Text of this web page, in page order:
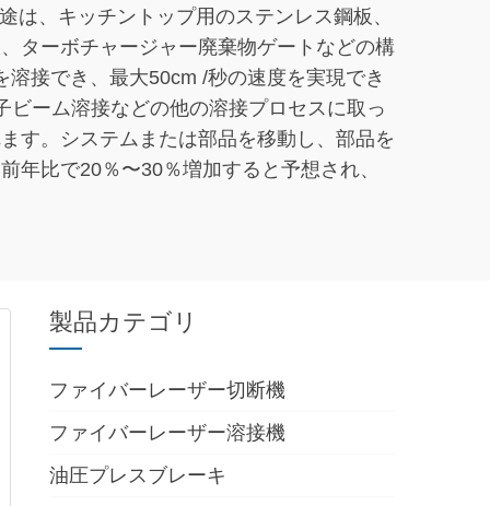
、キッチントップ用のステンレス鋼板、
ターボチャージャー廃棄物ゲートなどの構
接でき、最大50cm /秒の速度を実現でき
ーム溶接などの他の溶接プロセスに取っ
す。システムまたは部品を移動し、部品を
年比で20％〜30％増加すると予想され、
製品カテゴリ
ファイバーレーザー切断機
ファイバーレーザー溶接機
油圧プレスブレーキ